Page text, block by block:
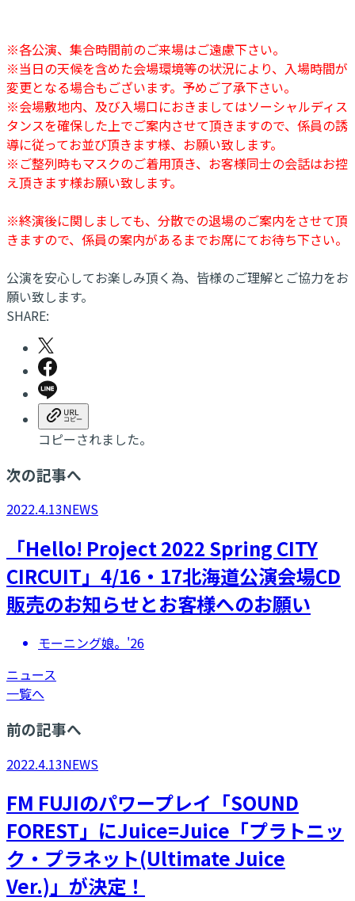
※各公演、集合時間前のご来場はご遠慮下さい。
※当日の天候を含めた会場環境等の状況により、入場時間が
変更となる場合もございます。予めご了承下さい。
※会場敷地内、及び入場口におきましてはソーシャルディス
タンスを確保した上でご案内させて頂きますので、係員の誘
導に従ってお並び頂きます様、お願い致します。
※ご整列時もマスクのご着用頂き、お客様同士の会話はお控
え頂きます様お願い致します。
※終演後に関しましても、分散での退場のご案内をさせて頂
きますので、係員の案内があるまでお席にてお待ち下さい。
公演を安心してお楽しみ頂く為、皆様のご理解とご協力をお
願い致します。
SHARE:
コピーされました。
次の記事へ
2022.4.13NEWS
「Hello! Project 2022 Spring CITY
CIRCUIT」4/16・17北海道公演会場CD
販売のお知らせとお客様へのお願い
モーニング娘。'26
ニュース
一覧へ
前の記事へ
2022.4.13NEWS
FM FUJIのパワープレイ「SOUND
FOREST」にJuice=Juice「プラトニッ
ク・プラネット(Ultimate Juice
Ver.)」が決定！